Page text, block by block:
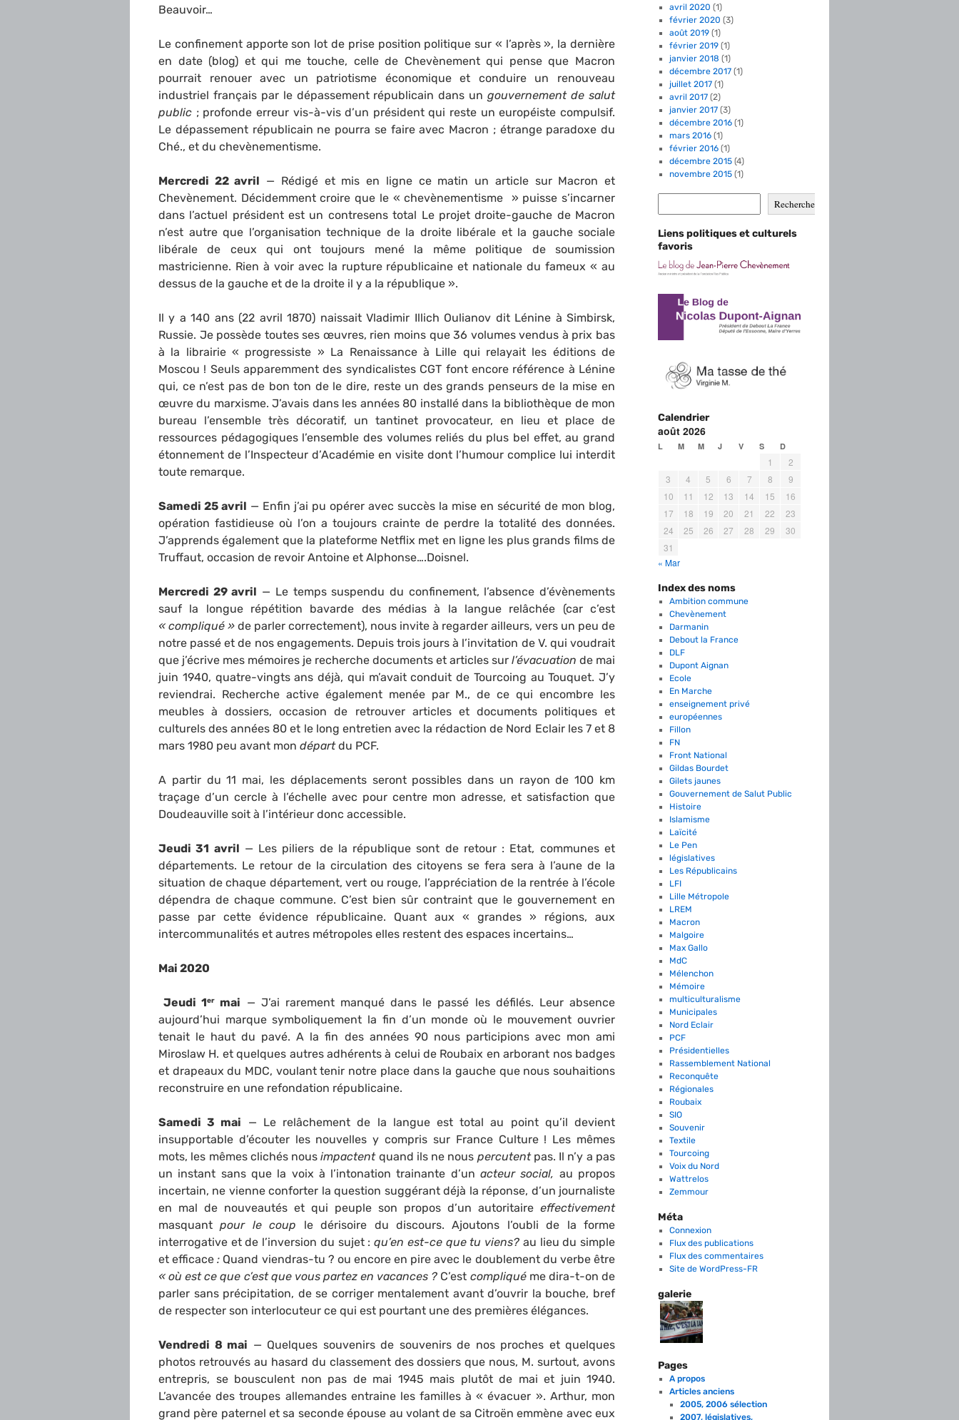
Beauvoir…
Le confinement apporte son lot de prise position politique sur « l’après », la dernière
en date (blog) et qui me touche, celle de Chevènement qui pense que Macron
pourrait renouer avec un patriotisme économique et conduire un renouveau
industriel français par le dépassement républicain dans ungouvernement de salut
public ; profonde erreur vis-à-vis d’un président qui reste un européiste compulsif.
Le dépassement républicain ne pourra se faire avec Macron ; étrange paradoxe du
Ché., et du chevènementisme.
Mercredi 22 avril — Rédigé et mis en ligne ce matin un article sur Macron et
Chevènement. Décidemment croire que le « chevènementisme » puisse s’incarner
dans l’actuel président est un contresens total Le projet droite-gauche de Macron
n’est autre que l’organisation technique de la droite libérale et la gauche sociale
libérale de ceux qui ont toujours mené la même politique de soumission
mastricienne. Rien à voir avec la rupture républicaine et nationale du fameux « au
dessus de la gauche et de la droite il y a la république ».
Il y a 140 ans (22 avril 1870) naissait Vladimir Illich Oulianov dit Lénine à Simbirsk,
Russie. Je possède toutes ses œuvres, rien moins que 36 volumes vendus à prix bas
à la librairie « progressiste » La Renaissance à Lille qui relayait les éditions de
Moscou ! Seuls apparemment des syndicalistes CGT font encore référence à Lénine
qui, ce n’est pas de bon ton de le dire, reste un des grands penseurs de la mise en
œuvre du marxisme. J’avais dans les années 80 installé dans la bibliothèque de mon
bureau l’ensemble très décoratif, un tantinet provocateur, en lieu et place de
ressources pédagogiques l’ensemble des volumes reliés du plus bel effet, au grand
étonnement de l’Inspecteur d’Académie en visite dont l’humour complice lui interdit
toute remarque.
Samedi 25 avril — Enfin j’ai pu opérer avec succès la mise en sécurité de mon blog,
opération fastidieuse où l’on a toujours crainte de perdre la totalité des données.
J’apprends également que la plateforme Netflix met en ligne les plus grands films de
Truffaut, occasion de revoir Antoine et Alphonse….Doisnel.
Mercredi 29 avril — Le temps suspendu du confinement, l’absence d’évènements
sauf la longue répétition bavarde des médias à la langue relâchée (car c’est
« compliqué » de parler correctement), nous invite à regarder ailleurs, vers un peu de
notre passé et de nos engagements. Depuis trois jours à l’invitation de V. qui voudrait
que j’écrive mes mémoires je recherche documents et articles sur l’évacuation de mai
juin 1940, quatre-vingts ans déjà, qui m’avait conduit de Tourcoing au Touquet. J’y
reviendrai. Recherche active également menée par M., de ce qui encombre les
meubles à dossiers, occasion de retrouver articles et documents politiques et
culturels des années 80 et le long entretien avec la rédaction de Nord Eclair les 7 et 8
mars 1980 peu avant mon départdu PCF.
A partir du 11 mai, les déplacements seront possibles dans un rayon de 100 km
traçage d’un cercle à l’échelle avec pour centre mon adresse, et satisfaction que
Doudeauville soit à l’intérieur donc accessible.
Jeudi 31 avril — Les piliers de la république sont de retour : Etat, communes et
départements. Le retour de la circulation des citoyens se fera sera à l’aune de la
situation de chaque département, vert ou rouge, l’appréciation de la rentrée à l’école
dépendra de chaque commune. C’est bien sûr contraint que le gouvernement en
passe par cette évidence républicaine. Quant aux « grandes » régions, aux
intercommunalités et autres métropoles elles restent des espaces incertains…
Mai 2020
Jeudi 1er mai — J’ai rarement manqué dans le passé les défilés. Leur absence
aujourd’hui marque symboliquement la fin d’un monde où le mouvement ouvrier
tenait le haut du pavé. A la fin des années 90 nous participions avec mon ami
Miroslaw H. et quelques autres adhérents à celui de Roubaix en arborant nos badges
et drapeaux du MDC, voulant tenir notre place dans la gauche que nous souhaitions
reconstruire en une refondation républicaine.
Samedi 3 mai — Le relâchement de la langue est total au point qu’il devient
insupportable d’écouter les nouvelles y compris sur France Culture ! Les mêmes
mots, les mêmes clichés nousimpactentquand ils ne nous percutentpas. Il n’y a pas
un instant sans que la voix à l’intonation trainante d’unacteur social, au propos
incertain, ne vienne conforter la question suggérant déjà la réponse, d’un journaliste
en mal de nouveautés et qui peuple son propos d’un autoritaire effectivement
masquant pour le coup le dérisoire du discours. Ajoutons l’oubli de la forme
interrogative et de l’inversion du sujet :qu’en est-ce que tu viens? au lieu du simple
et efficace: Quand viendras-tu ? ou encore en pire avec le doublement du verbe être
« où est ce que c’est que vous partez en vacances ? C’est compliqué me dira-t-on de
parler sans précipitation, de se corriger mentalement avant d’ouvrir la bouche, bref
de respecter son interlocuteur ce qui est pourtant une des premières élégances.
Vendredi 8 mai — Quelques souvenirs de souvenirs de nos proches et quelques
photos retrouvés au hasard du classement des dossiers que nous, M. surtout, avons
entrepris, se bousculent non pas de mai 1945 mais plutôt de mai et juin 1940.
L’avancée des troupes allemandes entraine les familles à « évacuer ». Arthur, mon
grand père paternel et sa seconde épouse au volant de sa Citroën emmène avec eux
avril 2020 (1)
février 2020 (3)
août 2019(1)
février 2019(1)
janvier 2018 (1)
décembre 2017(1)
juillet 2017(1)
avril 2017(2)
janvier 2017(3)
décembre 2016(1)
mars 2016(1)
février 2016(1)
décembre 2015(4)
novembre 2015(1)
Rechercher
Liens politiques et culturels
favoris
Calendrier
août 2026
L M M J V S D
1
2
3
4 5 6 7 8
9
10
11 12 13 14 15
16
17
18 19 20 21 22
23
24
25 26 27 28 29
30
31
« Mar
Index des noms
Ambition commune
Chevènement
Darmanin
Debout la France
DLF
Dupont Aignan
Ecole
En Marche
enseignement privé
européennes
Fillon
FN
Front National
Gildas Bourdet
Gilets jaunes
Gouvernement de Salut Public
Histoire
Islamisme
Laïcité
Le Pen
législatives
Les Républicains
LFI
Lille Métropole
LREM
Macron
Malgoire
Max Gallo
MdC
Mélenchon
Mémoire
multiculturalisme
Municipales
Nord Eclair
PCF
Présidentielles
Rassemblement National
Reconquête
Régionales
Roubaix
SIO
Souvenir
Textile
Tourcoing
Voix du Nord
Wattrelos
Zemmour
Méta
Connexion
Flux des publications
Flux des commentaires
Site de WordPress-FR
galerie
Pages
A propos
Articles anciens
2005, 2006 sélection
2007, législatives,